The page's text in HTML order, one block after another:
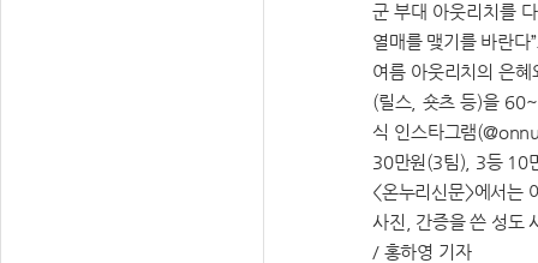
군 부대 아웃리치를
열매를 맺기를 바란다
여름 아웃리치의 은
(릴스, 숏츠 등)을
식 인스타그램
30만원(3팀), 3등 10
<온누리신문>에서는
사진, 간증을 쓴 성도
/ 홍하영 기자